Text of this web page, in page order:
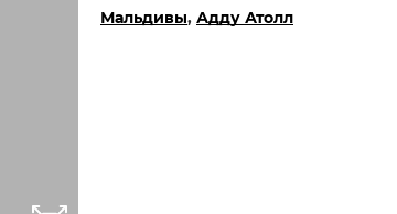
Мальдивы, Адду Атолл